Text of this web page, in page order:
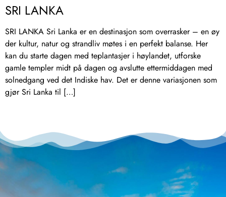
SRI LANKA
SRI LANKA Sri Lanka er en destinasjon som overrasker – en øy
der kultur, natur og strandliv møtes i en perfekt balanse. Her
kan du starte dagen med teplantasjer i høylandet, utforske
gamle templer midt på dagen og avslutte ettermiddagen med
solnedgang ved det Indiske hav. Det er denne variasjonen som
gjør Sri Lanka til […]